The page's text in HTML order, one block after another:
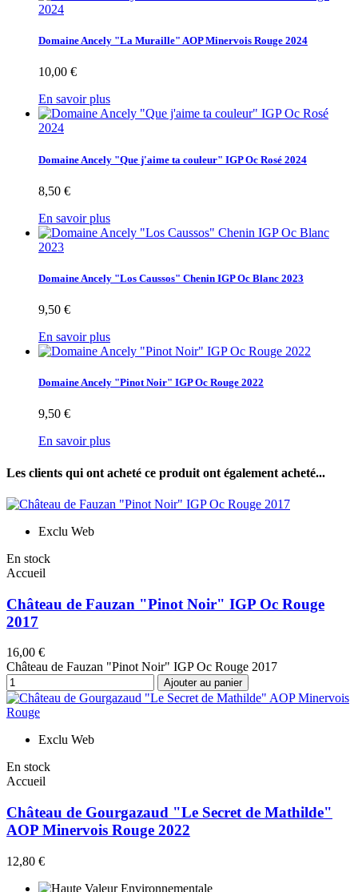
Domaine Ancely "La Muraille" AOP Minervois Rouge 2024
10,00 €
En savoir plus
Domaine Ancely "Que j'aime ta couleur" IGP Oc Rosé 2024
8,50 €
En savoir plus
Domaine Ancely "Los Caussos" Chenin IGP Oc Blanc 2023
9,50 €
En savoir plus
Domaine Ancely "Pinot Noir" IGP Oc Rouge 2022
9,50 €
En savoir plus
Les clients qui ont acheté ce produit ont également acheté...
Exclu Web
En stock
Accueil
Château de Fauzan "Pinot Noir" IGP Oc Rouge
2017
16,00 €
Château de Fauzan "Pinot Noir" IGP Oc Rouge 2017
Ajouter au panier
Exclu Web
En stock
Accueil
Château de Gourgazaud "Le Secret de Mathilde"
AOP Minervois Rouge 2022
12,80 €